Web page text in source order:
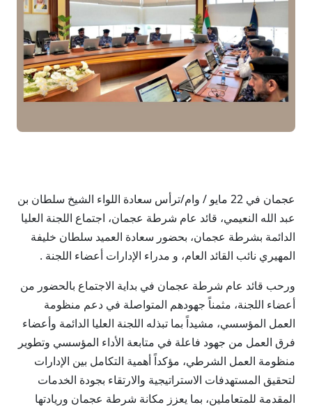
عجمان في 22 مايو / وام/ترأس سعادة اللواء الشيخ سلطان بن
عبد الله النعيمي، قائد عام شرطة عجمان، اجتماع اللجنة العليا
الدائمة بشرطة عجمان، بحضور سعادة العميد سلطان خليفة
المهيري نائب القائد العام، و مدراء الإدارات أعضاء اللجنة .
ورحب قائد عام شرطة عجمان في بداية الاجتماع بالحضور من
أعضاء اللجنة، مثمناً جهودهم المتواصلة في دعم منظومة
العمل المؤسسي، مشيداً بما تبذله اللجنة العليا الدائمة وأعضاء
فرق العمل من جهود فاعلة في متابعة الأداء المؤسسي وتطوير
منظومة العمل الشرطي، مؤكداً أهمية التكامل بين الإدارات
لتحقيق المستهدفات الاستراتيجية والارتقاء بجودة الخدمات
المقدمة للمتعاملين، بما يعزز مكانة شرطة عجمان وريادتها